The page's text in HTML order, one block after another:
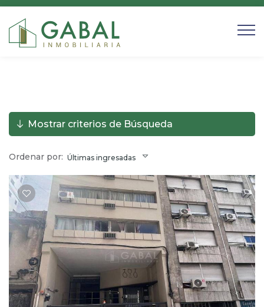
Mostrar criterios de Búsqueda
Ordenar por: Últimas ingresadas